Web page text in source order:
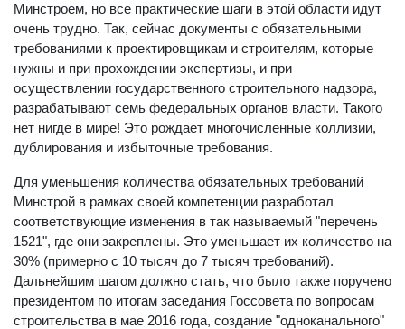
нормативно-технических документов без согласования с
Минстроем, но все практические шаги в этой области идут
очень трудно. Так, сейчас документы с обязательными
требованиями к проектировщикам и строителям, которые
нужны и при прохождении экспертизы, и при
осуществлении государственного строительного надзора,
разрабатывают семь федеральных органов власти. Такого
нет нигде в мире! Это рождает многочисленные коллизии,
Для уменьшения количества обязательных требований
Минстрой в рамках своей компетенции разработал
соответствующие изменения в так называемый "перечень
1521", где они закреплены. Это уменьшает их количество на
30% (примерно с 10 тысяч до 7 тысяч требований).
Дальнейшим шагом должно стать, что было также поручено
президентом по итогам заседания Госсовета по вопросам